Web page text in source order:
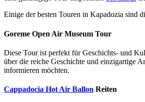
Einige der besten Touren in Kapadozia sind
Goreme Open Air Museum Tour
Diese Tour ist perfekt für Geschichts- und
über die reiche Geschichte und einzigartige
informieren möchten.
Cappadocia Hot Air Ballon Reiten